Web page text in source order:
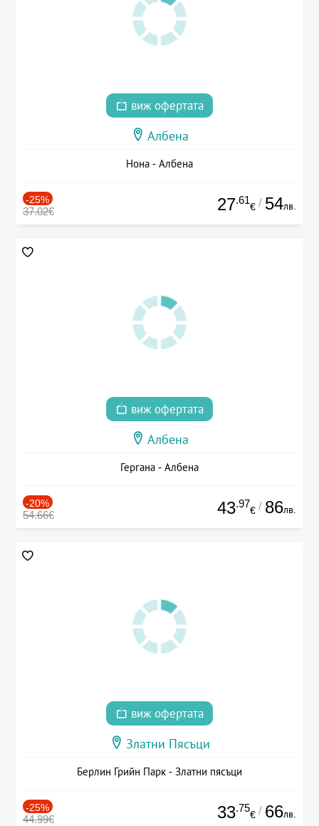
виж офертата
Албена
Нона - Албена
-25%
37.02€ 27.61
€ / 54лв.
виж офертата
Албена
Гергана - Албена
-20%
54.66€ 43.97
€ / 86лв.
виж офертата
Златни Пясъци
Берлин Грийн Парк - Златни пясъци
-25%
44.99€ 33.75
€ / 66лв.